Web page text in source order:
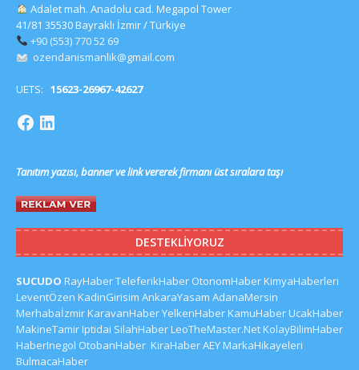
Adalet mah. Anadolu cad. Megapol Tower
41/81 35530 Bayraklı İzmir / Türkiye
+90 (553) 770 52 69
ozendanismanlik@gmail.com
UETS: 15623-26967-42627
Tanıtım yazısı, banner ve link vererek firmanı üst sıralara taşı
DESTEKLIYORUZ
SUCUDO RayHaberTeleferikHaber OtonomHaberKimyaHaberleri
LeventÖzen KadinGirisim AnkaraYasam AdanaMersin
MerhabaİzmirKaravanHaberYelkenHaberKamuHaberUcakHaber
MakineTamirIptidai SilahHaberLeoTheMaster.NetKolayBilimHaber
HaberInegol OtobanHaber KiraHaberAEYMarkaHikayeleri
BulmacaHaber